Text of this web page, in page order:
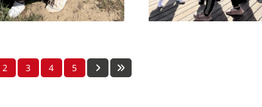
2 3 4 5